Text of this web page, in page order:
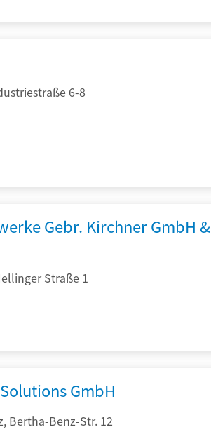
6-8
Gebr. Kirchner GmbH &
Straße 1
GmbH
Bertha-Benz-Str. 12